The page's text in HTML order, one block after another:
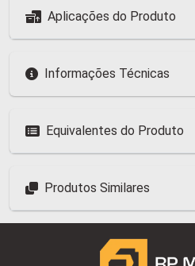
Aplicações do Produto
Informações Técnicas
Equivalentes do Produto
Produtos Similares